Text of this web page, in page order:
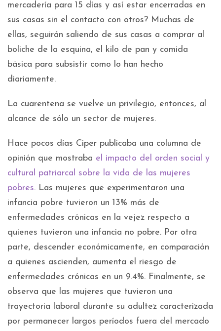
mercadería para 15 días y así estar encerradas en
sus casas sin el contacto con otros? Muchas de
ellas, seguirán saliendo de sus casas a comprar al
boliche de la esquina, el kilo de pan y comida
básica para subsistir como lo han hecho
diariamente.
La cuarentena se vuelve un privilegio, entonces, al
alcance de sólo un sector de mujeres.
Hace pocos días Ciper publicaba una columna de
opinión que mostraba el impacto del orden social y
cultural patriarcal sobre la vida de las mujeres
pobres. Las mujeres que experimentaron una
infancia pobre tuvieron un 13% más de
enfermedades crónicas en la vejez respecto a
quienes tuvieron una infancia no pobre. Por otra
parte, descender económicamente, en comparación
a quienes ascienden, aumenta el riesgo de
enfermedades crónicas en un 9.4%. Finalmente, se
observa que las mujeres que tuvieron una
trayectoria laboral durante su adultez caracterizada
por permanecer largos períodos fuera del mercado